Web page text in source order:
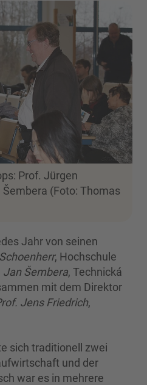
Prof. Jürgen
(Foto: Thomas
Jahr von seinen
, Hochschule
Jan Šembera, Technická
mit dem Direktor
Jens Friedrich,
sich traditionell zwei
und der
war es in mehrere